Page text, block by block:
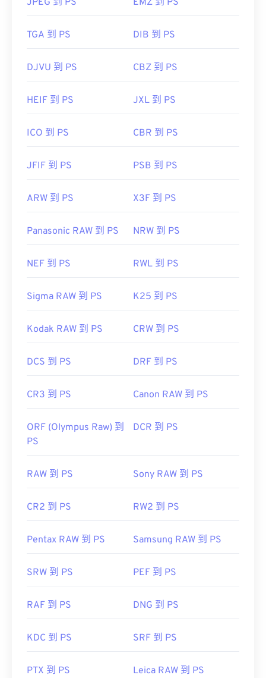
JPEG 到 PS EMZ 到 PS
TGA 到 PS DIB 到 PS
DJVU 到 PS CBZ 到 PS
HEIF 到 PS JXL 到 PS
ICO 到 PS CBR 到 PS
JFIF 到 PS PSB 到 PS
ARW 到 PS X3F 到 PS
Panasonic RAW 到 PS NRW 到 PS
NEF 到 PS RWL 到 PS
Sigma RAW 到 PS K25 到 PS
Kodak RAW 到 PS CRW 到 PS
DCS 到 PS DRF 到 PS
CR3 到 PS Canon RAW 到 PS
ORF (Olympus Raw) 到
PS
DCR 到 PS
RAW 到 PS Sony RAW 到 PS
CR2 到 PS RW2 到 PS
Pentax RAW 到 PS Samsung RAW 到 PS
SRW 到 PS PEF 到 PS
RAF 到 PS DNG 到 PS
KDC 到 PS SRF 到 PS
PTX 到 PS Leica RAW 到 PS